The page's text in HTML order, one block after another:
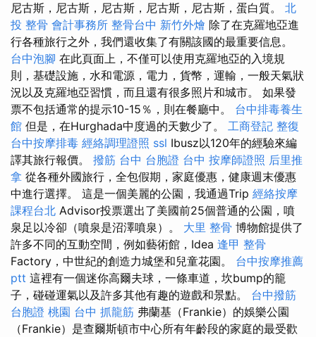
尼古斯，尼古斯，尼古斯，尼古斯，尼古斯，蛋白質。 北
投 整骨 會計事務所 整骨台中 新竹外燴 除了在克羅地亞進
行各種旅行之外，我們還收集了有關該國的最重要信息。
台中泡腳 在此頁面上，不僅可以使用克羅地亞的入境規
則，基礎設施，水和電源，電力，貨幣，運輸，一般天氣狀
況以及克羅地亞習慣，而且還有很多照片和城市。 如果發
票不包括通常的提示10-15％，則在餐廳中。 台中排毒養生
館 但是，在Hurghada中度過的天數少了。 工商登記 整復
台中按摩排毒 經絡調理證照 ssl Ibusz以120年的經驗來編
譯其旅行報價。 撥筋 台中 台胞證 台中 按摩師證照 后里推
拿 從各種外國旅行，全包假期，家庭優惠，健康週末優惠
中進行選擇。 這是一個美麗的公園，我通過Trip 經絡按摩
課程台北 Advisor投票選出了美國前25個普通的公園，噴
泉足以冷卻（噴泉是沼澤噴泉）。 大里 整骨 博物館提供了
許多不同的互動空間，例如藝術館，Idea 逢甲 整骨
Factory，中世紀的創造力城堡和兒童花園。 台中按摩推薦
ptt 這裡有一個迷你高爾夫球，一條車道，坎bump的籠
子，碰碰運氣以及許多其他有趣的遊戲和景點。 台中撥筋
台胞證 桃園 台中 抓龍筋 弗蘭基（Frankie）的娛樂公園
（Frankie）是查爾斯頓市中心所有年齡段的家庭的最受歡